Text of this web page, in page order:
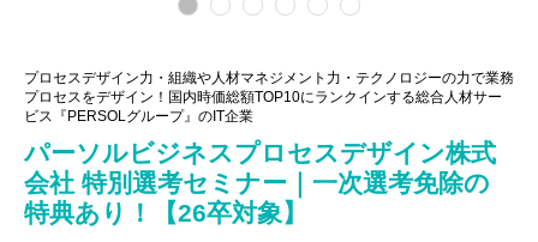
プロセスデザイン力・組織や人材マネジメント力・テクノロジーの力で業務
プロセスをデザイン！国内時価総額TOP10にランクインする総合人材サー
ビス『PERSOLグループ』のIT企業
パーソルビジネスプロセスデザイン株式
会社 特別選考セミナー｜一次選考免除の
特典あり！【26卒対象】